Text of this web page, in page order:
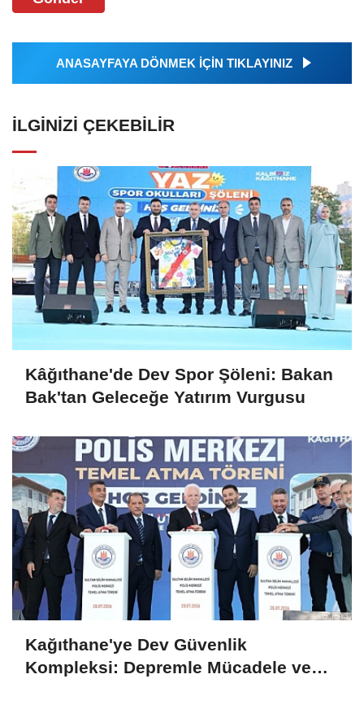
ANASAYFAYA DÖNMEK İÇİN TIKLAYINIZ
İLGINIZI ÇEKEBILIR
Kâğıthane'de Dev Spor Şöleni: Bakan
Bak'tan Geleceğe Yatırım Vurgusu
Kağıthane'ye Dev Güvenlik
Kompleksi: Depremle Mücadele ve